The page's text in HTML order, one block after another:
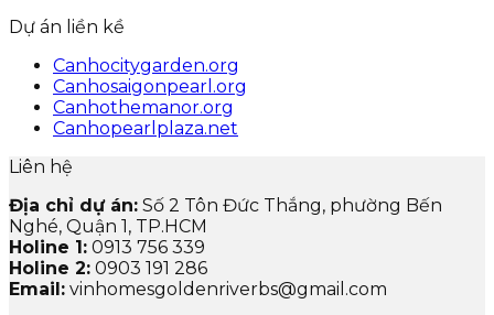
Dự án liền kề
Canhocitygarden.org
Canhosaigonpearl.org
Canhothemanor.org
Canhopearlplaza.net
Liên hệ
Địa chỉ dự án: Số 2 Tôn Đức Thắng, phường Bến
Nghé, Quận 1, TP.HCM
Holine 1: 0913 756 339
Holine 2: 0903 191 286
Email: vinhomesgoldenriverbs@gmail.com